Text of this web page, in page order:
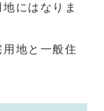
にはなりま
地と一般住